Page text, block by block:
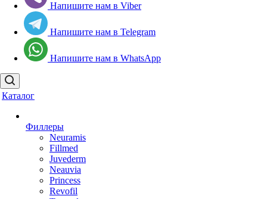
Напишите нам в Viber
Напишите нам в Telegram
Напишите нам в WhatsApp
Каталог
Филлеры
Neuramis
Fillmed
Juvederm
Neauvia
Princess
Revofil